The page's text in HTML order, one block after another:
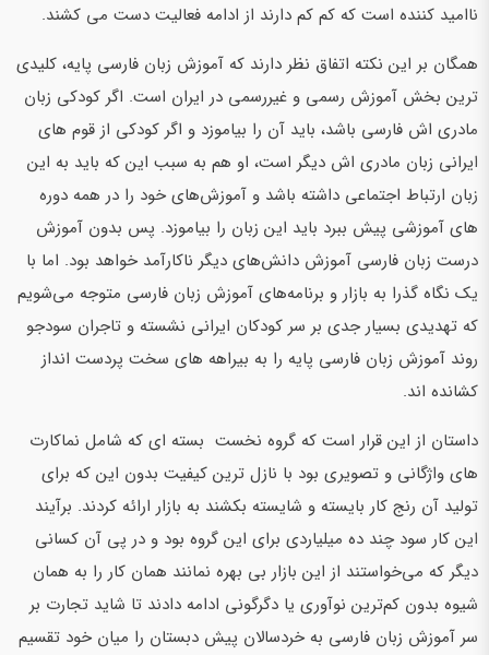
ناامید کننده است که کم کم دارند از ادامه فعالیت دست می کشند.
همگان بر این نکته اتفاق نظر دارند که آموزش زبان فارسی پایه،‌ کلیدی
ترین بخش آموزش رسمی و غیررسمی در ایران است. اگر کودکی زبان
مادری اش فارسی باشد، باید آن را بیاموزد و اگر کودکی از قوم های
ایرانی زبان مادری اش دیگر است، او هم به سبب این که باید به این
زبان ارتباط اجتماعی داشته باشد و آموزش‌های خود را در همه دوره
های آموزشی پیش ببرد باید این زبان را بیاموزد. پس بدون آموزش
درست زبان فارسی آموزش دانش‌های دیگر ناکارآمد خواهد بود. اما با
یک نگاه گذرا به بازار و برنامه‌های آموزش زبان فارسی متوجه می‌شویم
که تهدیدی بسیار جدی بر سر کودکان ایرانی نشسته و تاجران سودجو
روند آموزش زبان فارسی پایه را به بیراهه های سخت پردست انداز
کشانده اند.
داستان از این قرار است که گروه نخست بسته ای که شامل نماکارت
های واژگانی و تصویری بود با نازل ترین کیفیت بدون این که برای
تولید آن رنج کار بایسته و شایسته بکشند به بازار ارائه کردند. برآیند
این کار سود چند ده میلیاردی برای این گروه بود و در پی آن کسانی
دیگر که می‌خواستند از این بازار بی بهره نمانند همان کار را به همان
شیوه بدون کم‌ترین نوآوری یا دگرگونی ادامه دادند تا شاید تجارت بر
سر آموزش زبان فارسی به خردسالان پیش دبستان را میان خود تقسیم